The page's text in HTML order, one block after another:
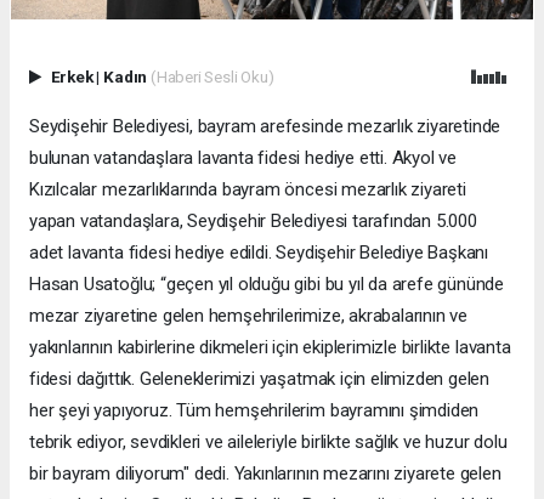
Erkek| Kadın (Haberi Sesli Oku)
Seydişehir Belediyesi, bayram arefesinde mezarlık ziyaretinde
bulunan vatandaşlara lavanta fidesi hediye etti. Akyol ve
Kızılcalar mezarlıklarında bayram öncesi mezarlık ziyareti
yapan vatandaşlara, Seydişehir Belediyesi tarafından 5.000
adet lavanta fidesi hediye edildi. Seydişehir Belediye Başkanı
Hasan Usatoğlu; “geçen yıl olduğu gibi bu yıl da arefe gününde
mezar ziyaretine gelen hemşehrilerimize, akrabalarının ve
yakınlarının kabirlerine dikmeleri için ekiplerimizle birlikte lavanta
fidesi dağıttık. Geleneklerimizi yaşatmak için elimizden gelen
her şeyi yapıyoruz. Tüm hemşehrilerim bayramını şimdiden
tebrik ediyor, sevdikleri ve aileleriyle birlikte sağlık ve huzur dolu
bir bayram diliyorum" dedi. Yakınlarının mezarını ziyarete gelen